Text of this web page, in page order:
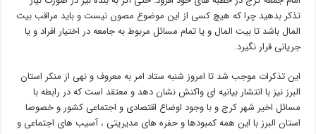
تذکر بدهید چرا که هیچ کسی از این موضوع مصون نیست و باید مراقب بیت
المال باشد تا بیت المال و یا تمام مسائل مربوط به جامعه در اختیار افراد و یا
جریانی قرار نگیرد.
این تذکرات موجب شد تا امروز شنبه ستاد امر به معروف و نهی از منکر استان
البرز نیز با انتشار بیانیه ای واکنش نشان دهد و معتقد است که در رابطه با
مسائل اخیر شهر کرج و با وجود اوضاع اقتصادی و اجتماعی کشور و خصوصا
استان البرز با این همه کمبودها و حفره های مدیریتی ، آسیب های اجتماعی و